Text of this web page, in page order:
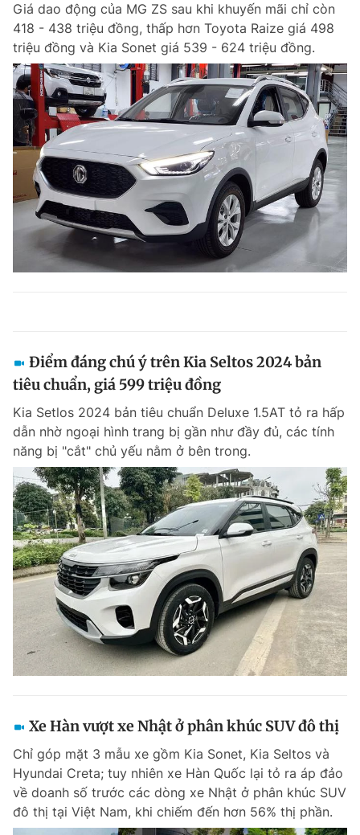
Giá dao động của MG ZS sau khi khuyến mãi chỉ còn
418 - 438 triệu đồng, thấp hơn Toyota Raize giá 498
triệu đồng và Kia Sonet giá 539 - 624 triệu đồng.
Điểm đáng chú ý trên Kia Seltos 2024 bản
tiêu chuẩn, giá 599 triệu đồng
Kia Setlos 2024 bản tiêu chuẩn Deluxe 1.5AT tỏ ra hấp
dẫn nhờ ngoại hình trang bị gần như đầy đủ, các tính
năng bị "cắt" chủ yếu nằm ở bên trong.
Xe Hàn vượt xe Nhật ở phân khúc SUV đô thị
Chỉ góp mặt 3 mẫu xe gồm Kia Sonet, Kia Seltos và
Hyundai Creta; tuy nhiên xe Hàn Quốc lại tỏ ra áp đảo
về doanh số trước các dòng xe Nhật ở phân khúc SUV
đô thị tại Việt Nam, khi chiếm đến hơn 56% thị phần.